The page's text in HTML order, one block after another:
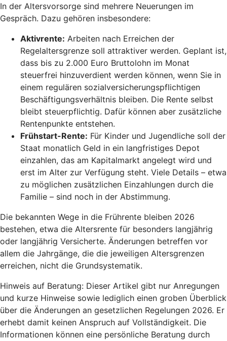
In der Altersvorsorge sind mehrere Neuerungen im
Gespräch. Dazu gehören insbesondere:
Aktivrente: Arbeiten nach Erreichen der
Regelaltersgrenze soll attraktiver werden. Geplant ist,
dass bis zu 2.000 Euro Bruttolohn im Monat
steuerfrei hinzuverdient werden können, wenn Sie in
einem regulären sozialversicherungspflichtigen
Beschäftigungsverhältnis bleiben. Die Rente selbst
bleibt steuerpflichtig. Dafür können aber zusätzliche
Rentenpunkte entstehen.
Frühstart-Rente: Für Kinder und Jugendliche soll der
Staat monatlich Geld in ein langfristiges Depot
einzahlen, das am Kapitalmarkt angelegt wird und
erst im Alter zur Verfügung steht. Viele Details – etwa
zu möglichen zusätzlichen Einzahlungen durch die
Familie – sind noch in der Abstimmung.
Die bekannten Wege in die Frührente bleiben 2026
bestehen, etwa die Altersrente für besonders langjährig
oder langjährig Versicherte. Änderungen betreffen vor
allem die Jahrgänge, die die jeweiligen Altersgrenzen
erreichen, nicht die Grundsystematik.
Hinweis auf Beratung: Dieser Artikel gibt nur Anregungen
und kurze Hinweise sowie lediglich einen groben Überblick
über die Änderungen an gesetzlichen Regelungen 2026. Er
erhebt damit keinen Anspruch auf Vollständigkeit. Die
Informationen können eine persönliche Beratung durch